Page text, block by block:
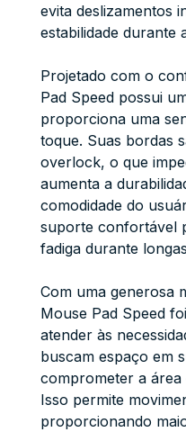
evita deslizamentos
estabilidade durante
Projetado com o
Pad Speed possui
proporciona uma
toque. Suas bordas
overlock, o que
aumenta a
comodidade do
suporte confortável
fadiga durante
Com uma generosa
Mouse Pad Speed
atender às
buscam espaço em
comprometer a área
Isso permite
proporcionando